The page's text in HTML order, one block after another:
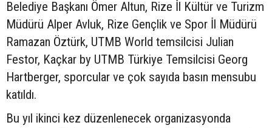
Belediye Başkanı Ömer Altun, Rize İl Kültür ve Turizm
Müdürü Alper Avluk, Rize Gençlik ve Spor İl Müdürü
Ramazan Öztürk, UTMB World temsilcisi Julian
Festor, Kaçkar by UTMB Türkiye Temsilcisi Georg
Hartberger, sporcular ve çok sayıda basın mensubu
katıldı.
Bu yıl ikinci kez düzenlenecek organizasyonda